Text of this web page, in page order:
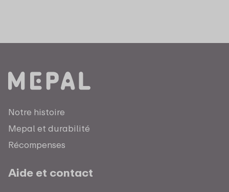
Notre histoire
Mepal et durabilité
Récompenses
Aide et contact